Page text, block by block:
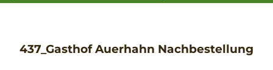
437_Gasthof Auerhahn Nachbestellung